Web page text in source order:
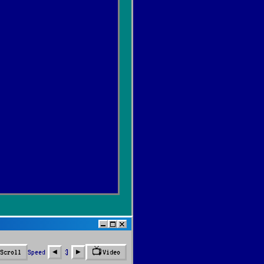
Scroll Speed ◀︎ 3 ▶︎ 📺Video